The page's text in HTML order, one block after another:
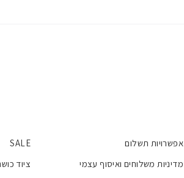
אפשרויות תשלום
מדיניות משלוחים ואיסוף עצמי
SALE
ציוד